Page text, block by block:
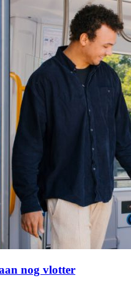
nog vlotter